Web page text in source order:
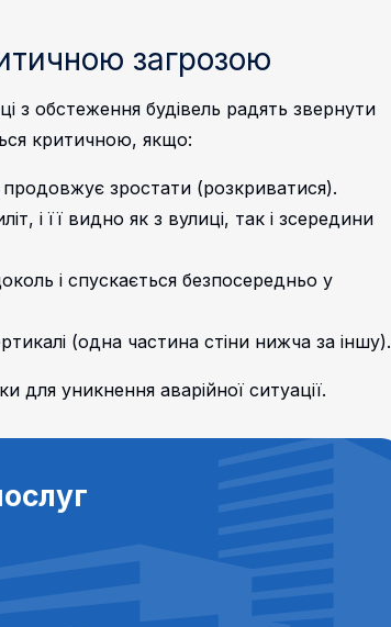
загрозою
з обстеження будівель радять звернути
критичною, якщо:
зростати (розкриватися).
і її видно як з вулиці, так і зсередини
і спускається безпосередньо у
(одна частина стіни нижча за іншу).
для уникнення аварійної ситуації.